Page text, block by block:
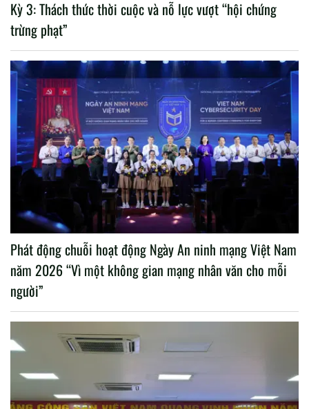
Kỳ 3: Thách thức thời cuộc và nỗ lực vượt “hội chứng
trừng phạt”
Phát động chuỗi hoạt động Ngày An ninh mạng Việt Nam
năm 2026 “Vì một không gian mạng nhân văn cho mỗi
người”